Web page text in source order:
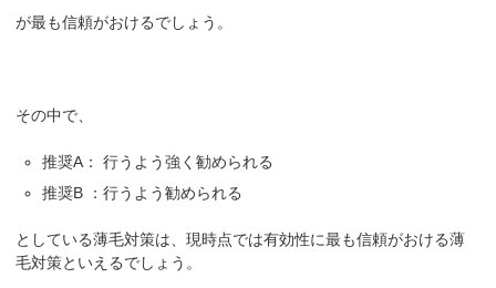
が最も信頼がおけるでしょう。
その中で、
推奨A： 行うよう強く勧められる
推奨B ：行うよう勧められる
としている薄毛対策は、現時点では有効性に最も信頼がおける薄
毛対策といえるでしょう。